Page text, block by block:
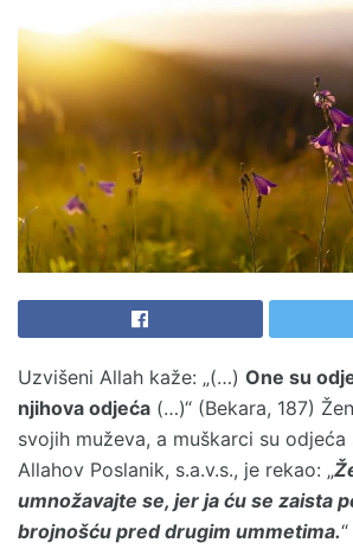
Uzvišeni Allah kaže: „(…) One su
njihova odjeća (…)“ (Bekara, 187)
svojih muževa, a muškarci su odjeća
Allahov Poslanik, s.a.v.s., je rekao: „
umnožavajte se, jer ja ću se zaista
brojnošću pred drugim ummetima.